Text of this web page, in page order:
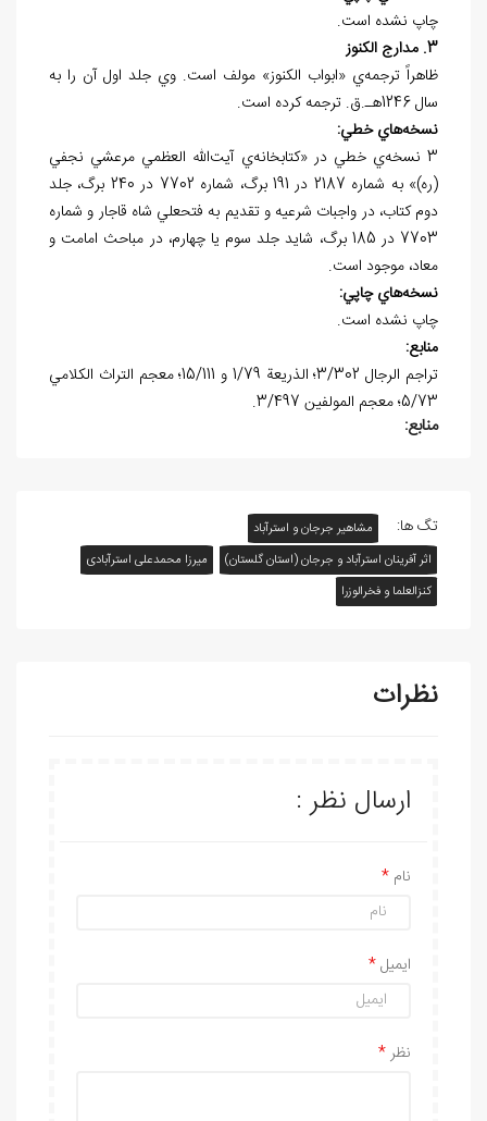
چاپ نشده است.
3. مدارج الکنوز
ظاهراً ترجمه‌ي «ابواب الکنوز» مولف است. وي جلد اول آن را به
سال 1246هـ.ق. ترجمه کرده است.
نسخههاي خطي:
3 نسخه‌ي خطي در «کتابخانه‌ي آيت‌الله العظمي مرعشي نجفي
(ره)» به شماره 2187 در 191 برگ، شماره 7702 در 240 برگ، جلد
دوم کتاب، در واجبات شرعيه و تقديم به فتحعلي شاه قاجار و شماره
7703 در 185 برگ، شايد جلد سوم يا چهارم، در مباحث امامت و
معاد، موجود است.
نسخههاي چاپي:
چاپ نشده است.
منابع:
تراجم الرجال 3/302؛ الذريعة 1/79 و 15/111؛ معجم التراث الکلامي
5/73؛ معجم المولفين 3/497.
منابع:
تگ ها:
مشاهیر جرجان و استرآباد
اثر آفرينان استرآباد و جرجان (استان گلستان)
ميرزا محمدعلی استرآبادی
کنزالعلما و فخرالوزرا
نظرات
ارسال نظر :
نام
ایمیل
نظر